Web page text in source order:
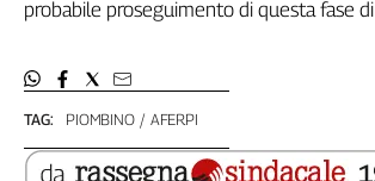
TAG: PIOMBINO AFERPI
probabile proseguimento di questa fase